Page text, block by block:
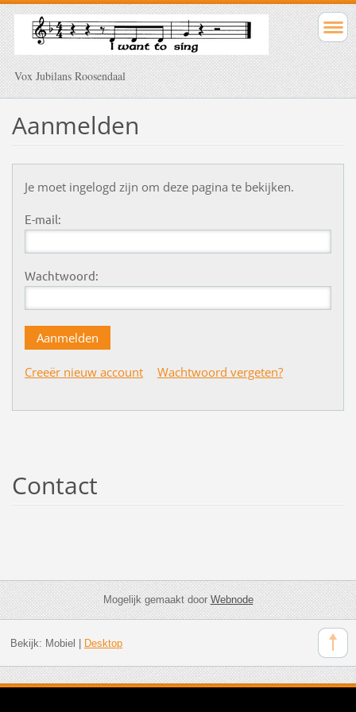
Vox Jubilans Roosendaal
Aanmelden
Je moet ingelogd zijn om deze pagina te bekijken.
E-mail:
Wachtwoord:
Creeër nieuw account Wachtwoord vergeten?
Contact
Mogelijk gemaakt doorWebnode
Bekijk: Mobiel Desktop